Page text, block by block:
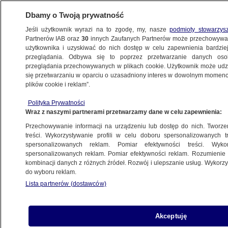
WARSZAWA
WAWER
mieszkańcom, bez wiedzy władz parku
Oprac.Dariusz Gałązka
8.05.2026, 11:38
Posłuchaj artykułu
Czyta lektor AI
Dbamy o Twoją prywatność
Jeśli użytkownik wyrazi na to zgodę, my, naszepodmioty
Partnerów IAB oraz30 innych Zaufanych Partnerów może
użytkownika i uzyskiwać do nich dostęp w celu zapewnienia
przeglądania. Odbywa się to poprzez przetwarzanie danych
przeglądania przechowywanych w plikach cookie. Użytkownik może
się przetwarzaniu w oparciu o uzasadniony interes w dowolnym
plików cookie i reklam”.
Polityka Prywatności
Wraz z naszymi partnerami przetwarzamy dane w celu zapewnienia:
Przechowywanie informacji na urządzeniu lub dostęp do nich.
treści. Wykorzystywanie profili w celu doboru spersonalizowanych
spersonalizowanych reklam. Pomiar efektywności treści.
spersonalizowanych reklam. Pomiar efektywności reklam.
kombinacji danych z różnych źródeł. Rozwój i ulepszanie usług.
do wyboru reklam.
Lista partnerów (dostawców)
Akceptuję